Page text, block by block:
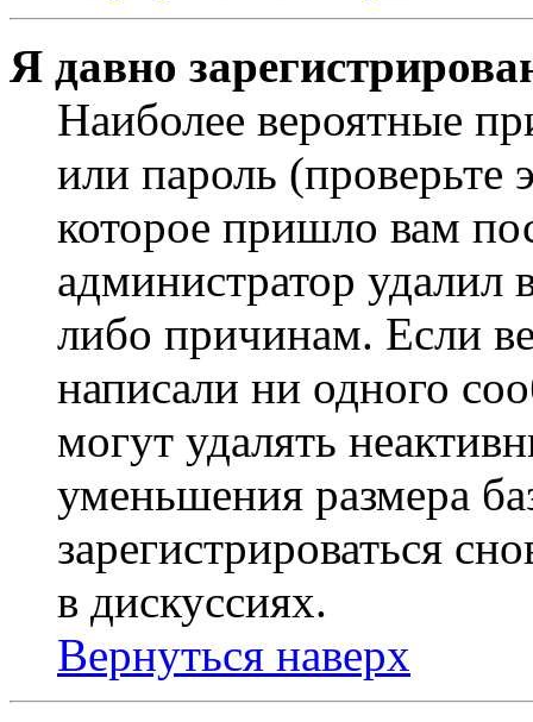
Я давно
Наиболее вероятные
или пароль (проверьте
которое пришло вам
администратор
либо причинам. Если
написали ни одного
могут удалять
уменьшения размера
зарегистрироваться
в дискуссиях.
Вернуться наверх